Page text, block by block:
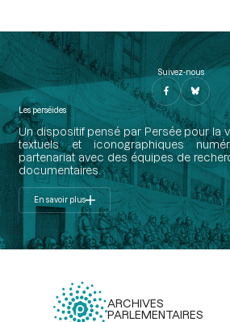
Suivez-nous
Les perséides
Un dispositif pensé par Persée pour la
textuels et iconographiques
partenariat avec des équipes de
documentaires.
En savoir plus
ARCHIVES
PARLEMENTAIRES